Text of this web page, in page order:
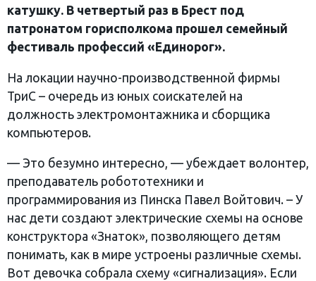
катушку. В четвертый раз в Брест под
патронатом горисполкома прошел семейный
фестиваль профессий «Единорог».
На локации научно-производственной фирмы
ТриС – очередь из юных соискателей на
должность электромонтажника и сборщика
компьютеров.
— Это безумно интересно, — убеждает волонтер,
преподаватель робототехники и
программирования из Пинска Павел Войтович. – У
нас дети создают электрические схемы на основе
конструктора «Знаток», позволяющего детям
понимать, как в мире устроены различные схемы.
Вот девочка собрала схему «сигнализация». Если